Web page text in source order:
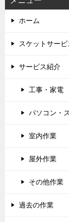
ホーム
スケットサービ
サービス紹介
工事・家電
パソコン・
室内作業
屋外作業
その他作業
過去の作業